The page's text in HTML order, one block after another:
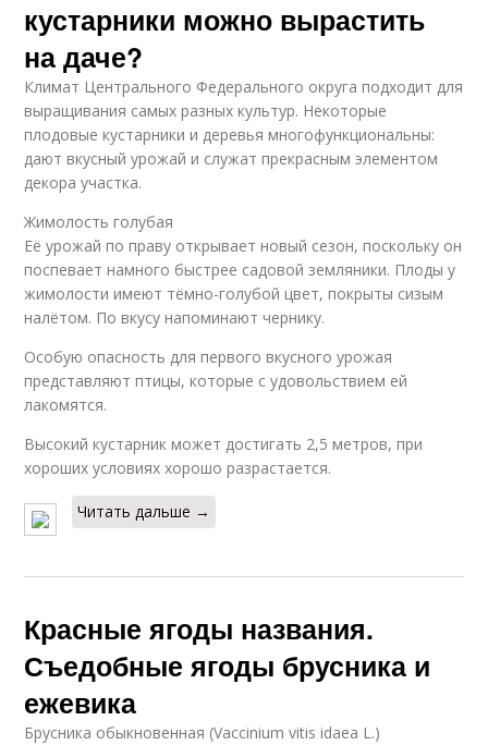
кустарники можно вырастить
на даче?
Климат Центрального Федерального округа подходит для
выращивания самых разных культур. Некоторые
плодовые кустарники и деревья многофункциональны:
дают вкусный урожай и служат прекрасным элементом
декора участка.
Жимолость голубая
Её урожай по праву открывает новый сезон, поскольку он
поспевает намного быстрее садовой земляники. Плоды у
жимолости имеют тёмно-голубой цвет, покрыты сизым
налётом. По вкусу напоминают чернику.
Особую опасность для первого вкусного урожая
представляют птицы, которые с удовольствием ей
лакомятся.
Высокий кустарник может достигать 2,5 метров, при
хороших условиях хорошо разрастается.
Читать дальше →
Красные ягоды названия.
Съедобные ягоды брусника и
ежевика
Брусника обыкновенная (Vaccinium vitis idaea L.)